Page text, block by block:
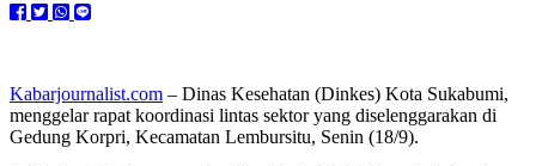
Kabarjournalist.com – Dinas Kesehatan (Dinkes) Kota Sukabumi,
menggelar rapat koordinasi lintas sektor yang diselenggarakan di
Gedung Korpri, Kecamatan Lembursitu, Senin (18/9).